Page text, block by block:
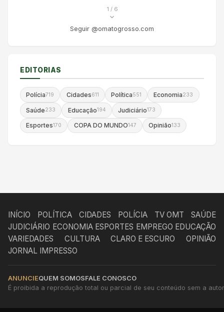
1 / 6
Seguir @omatogrosso.com
EDITORIAS
Polícia719 Cidades611 Política551 Economia233
Saúde233 Educação194 Judiciário173
Esportes170 COPA DO MUNDO147 Opinião133
INÍCIO POLÍTICA CIDADES POLÍCIA TV OMT
SAÚDE
JUDICIÁRIO ECONOMIA ESPORTES EMPREGO EDUCAÇÃO
VARIEDADES
CULTURA CLARO E ESCURO
OPINIÃO
JORNAL IMPRESSO
ANUNCIEQUEM SOMOSFALE CONOSCO
É proibida a reprodução total ou parcial de seu conteúdo sem a